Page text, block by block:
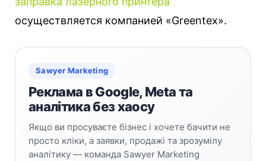
осуществляется компанией «Greentex».
Sawyer Marketing
Реклама в Google, Meta та
аналітика без хаосу
Якщо ви просуваєте бізнес і хочете бачити не
просто кліки, а заявки, продажі та зрозумілу
аналітику — команда Sawyer Marketing